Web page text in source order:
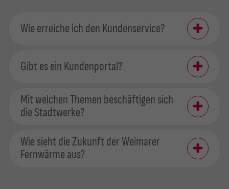
Wie erreiche ich den Kundenservice?
Gibt es ein Kundenportal?
Mit welchen Themen beschäftigen sich
die Stadtwerke?
Wie sieht die Zukunft der Weimarer
Fernwärme aus?